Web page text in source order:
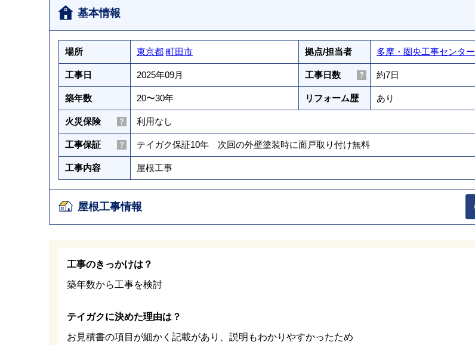
基本情報
場所 東京都 町田市 拠点/担当者 多摩・圏央工事センター
工事日 2025年09月 工事日数 約7日
築年数 20〜30年 リフォーム歴 あり
火災保険 利用なし
工事保証 テイガク保証10年 次回の外壁塗装時に面戸取り付け無料
工事内容 屋根工事
屋根工事情報
工事のきっかけは？
築年数から工事を検討
テイガクに決めた理由は？
お見積書の項目が細かく記載があり、説明もわかりやすかったため